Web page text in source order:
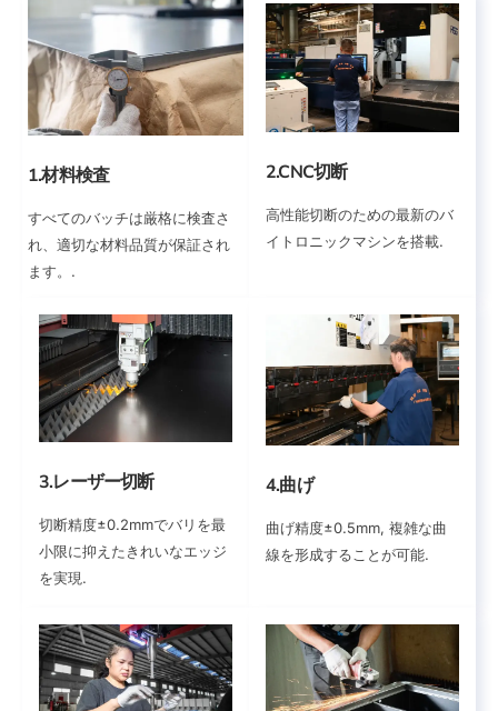
1.材料検査
すべてのバッチは厳格に検査さ
れ、適切な材料品質が保証され
ます。.
2.CNC切断
高性能切断のための最新のバ
イトロニックマシンを搭載.
3.レーザー切断
切断精度±0.2mmでバリを最
小限に抑えたきれいなエッジ
を実現.
4.曲げ
曲げ精度±0.5mm, 複雑な曲
線を形成することが可能.